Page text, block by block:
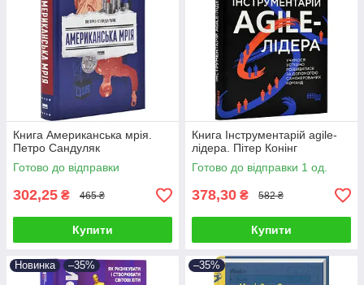
Книга Американська мрія.
Петро Сандуляк
Готово до відправки
302,25 ₴ 465 ₴
Купити
Книга Інструментарій agile-
лідера. Пітер Конінг
Готово до відправки 1 од.
378,30 ₴ 582 ₴
Купити
Новинка –35% –35%